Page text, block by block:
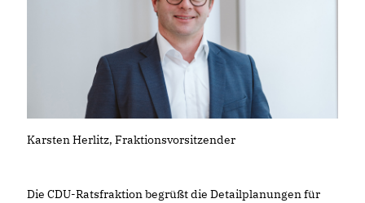
Karsten Herlitz, Fraktionsvorsitzender
Die CDU-Ratsfraktion begrüßt die Detailplanungen für